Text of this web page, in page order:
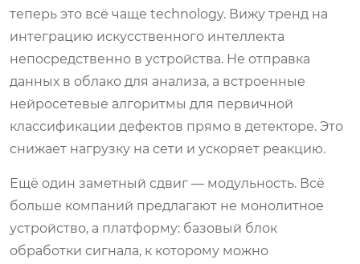
теперь это всё чаще technology. Вижу тренд на
интеграцию искусственного интеллекта
непосредственно в устройства. Не отправка
данных в облако для анализа, а встроенные
нейросетевые алгоритмы для первичной
классификации дефектов прямо в детекторе. Это
снижает нагрузку на сети и ускоряет реакцию.
Ещё один заметный сдвиг — модульность. Всё
больше компаний предлагают не монолитное
устройство, а платформу: базовый блок
обработки сигнала, к которому можно